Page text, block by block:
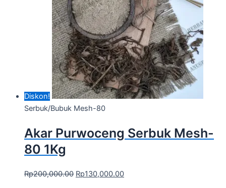
Diskon!
Serbuk/Bubuk Mesh-80
Akar Purwoceng Serbuk Mesh-
80 1Kg
Rp200,000.00 Rp130,000.00